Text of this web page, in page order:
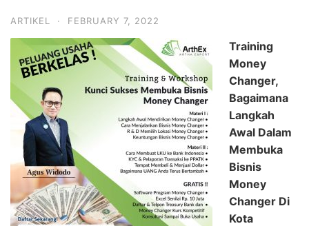
ARTIKEL · FEBRUARY 7, 2022
Training
Money
Changer,
Bagaimana
Langkah
Awal Dalam
Membuka
Bisnis
Money
Changer Di
Kota